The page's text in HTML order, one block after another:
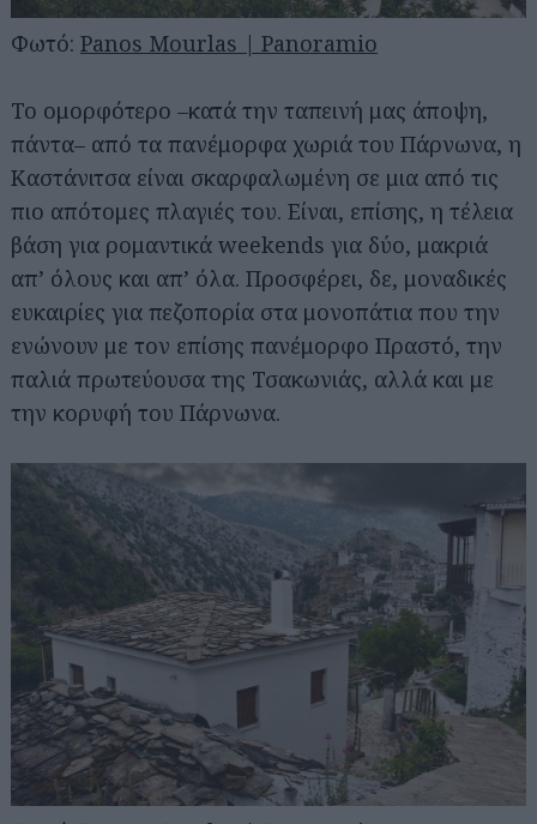
Φωτό: Panos Mourlas | Panoramio
Το ομορφότερο –κατά την ταπεινή μας άποψη,
πάντα– από τα πανέμορφα χωριά του Πάρνωνα, η
Καστάνιτσα είναι σκαρφαλωμένη σε μια από τις
πιο απότομες πλαγιές του. Είναι, επίσης, η τέλεια
βάση για ρομαντικά weekends για δύο, μακριά
απ’ όλους και απ’ όλα. Προσφέρει, δε, μοναδικές
ευκαιρίες για πεζοπορία στα μονοπάτια που την
ενώνουν με τον επίσης πανέμορφο Πραστό, την
παλιά πρωτεύουσα της Τσακωνιάς, αλλά και με
την κορυφή του Πάρνωνα.